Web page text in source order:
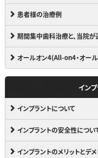
患者様の治療例
期間集中歯科治療と、当院
オールオン4(All-on4・オー
イン
インプラントについて
インプラントの安全性につい
インプラントのメリットとデメ